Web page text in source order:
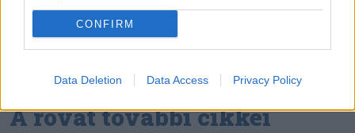
CONFIRM
Data Deletion Data Access Privacy Policy
A rovat további cikkei